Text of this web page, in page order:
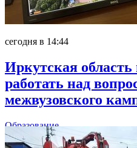
сегодня в 14:44
Иркутская область
работать над
межвузовского
Образование